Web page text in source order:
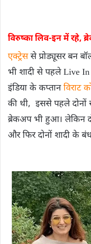
विरुष्का लिव-इन में रहे,
एक्ट्रेससे प्रोड्यूसर बन
भी शादी से पहले Live In
इंडिया के कप्तानविराट
की थी, इससे पहले दोनों
ब्रेकअप भी हुआ। लेकिन
और फिर दोनों शादी के